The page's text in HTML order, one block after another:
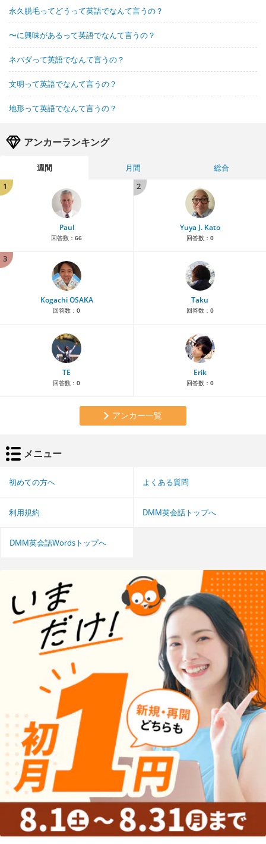
永久脱毛ってどうって英語でなんて言うの？
〜に興味があるって英語でなんて言うの？
ネバダって英語でなんて言うの？
文明って英語でなんて言うの？
地形って英語でなんて言うの？
アンカーランキング
週間 月間
総合
1
Paul
回答数： 66
2
Yuya J. Kato
回答数： 0
3
Kogachi OSAKA
回答数： 0
Taku
回答数： 0
TE
回答数： 0
Erik
回答数： 0
アンカー一覧
メニュー
初めての方へ よくある質問
利用規約 DMM英会話トップへ
DMM英会話Wordsトップへ